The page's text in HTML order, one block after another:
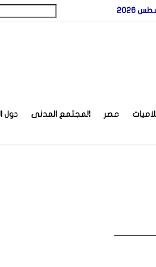
مصر المجتمع المدنى دول